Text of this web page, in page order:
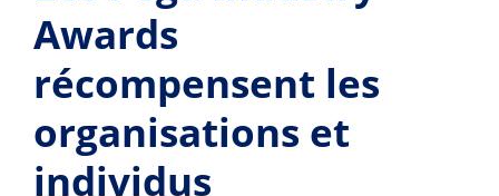
Awards
récompensent les
organisations et
individus